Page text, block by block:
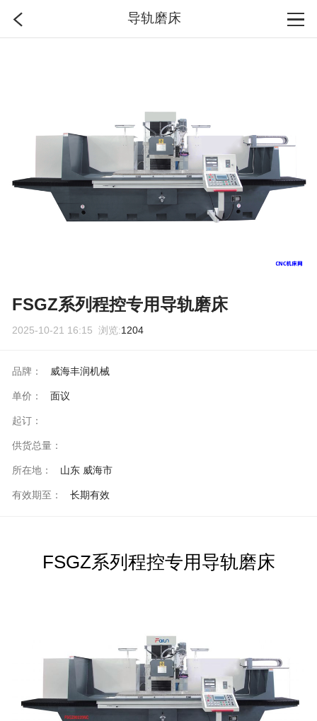
导轨磨床
搜索
登录
FSGZ系列程控专用导轨磨床
2025-10-21 16:15 浏览:1204
品牌： 威海丰润机械
单价： 面议
起订：
供货总量：
所在地： 山东 威海市
有效期至： 长期有效
FSGZ系列程控专用导轨磨床